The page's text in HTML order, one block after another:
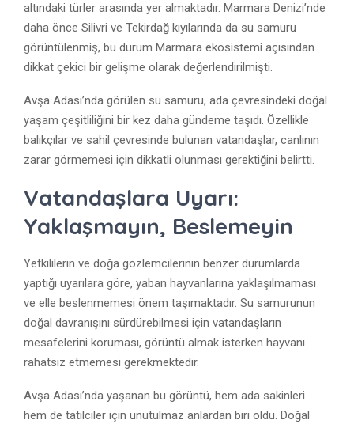
altındaki türler arasında yer almaktadır. Marmara Denizi’nde
daha önce Silivri ve Tekirdağ kıyılarında da su samuru
görüntülenmiş, bu durum Marmara ekosistemi açısından
dikkat çekici bir gelişme olarak değerlendirilmişti.
Avşa Adası’nda görülen su samuru, ada çevresindeki doğal
yaşam çeşitliliğini bir kez daha gündeme taşıdı. Özellikle
balıkçılar ve sahil çevresinde bulunan vatandaşlar, canlının
zarar görmemesi için dikkatli olunması gerektiğini belirtti.
Vatandaşlara Uyarı:
Yaklaşmayın, Beslemeyin
Yetkililerin ve doğa gözlemcilerinin benzer durumlarda
yaptığı uyarılara göre, yaban hayvanlarına yaklaşılmaması
ve elle beslenmemesi önem taşımaktadır. Su samurunun
doğal davranışını sürdürebilmesi için vatandaşların
mesafelerini koruması, görüntü almak isterken hayvanı
rahatsız etmemesi gerekmektedir.
Avşa Adası’nda yaşanan bu görüntü, hem ada sakinleri
hem de tatilciler için unutulmaz anlardan biri oldu. Doğal